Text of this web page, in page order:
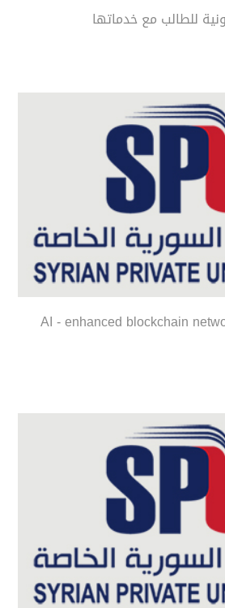
للطالب مع خدماتها
AI - enhanced blockchain